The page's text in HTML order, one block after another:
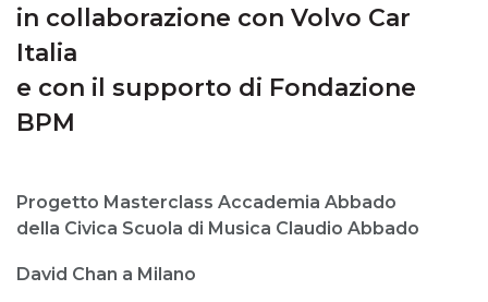
in collaborazione con Volvo Car
Italia
e con il supporto di Fondazione
BPM
Progetto Masterclass Accademia Abbado
della Civica Scuola di Musica Claudio Abbado
David Chan a Milano